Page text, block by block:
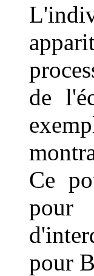
de
Ce
pour
pour